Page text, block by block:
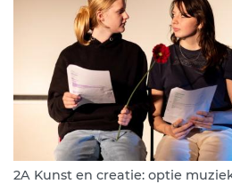
2A Kunst en creatie: optie